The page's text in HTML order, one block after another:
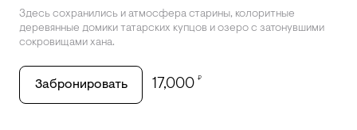
Здесь сохранились и атмосфера старины, колоритные
деревянные домики татарских купцов и озеро с затонувшими
сокровищами хана.
Забронировать 17,000 ₽